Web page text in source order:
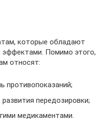
которые обладают
Помимо этого,
относят:
противопоказаний;
передозировки;
медикаментами.